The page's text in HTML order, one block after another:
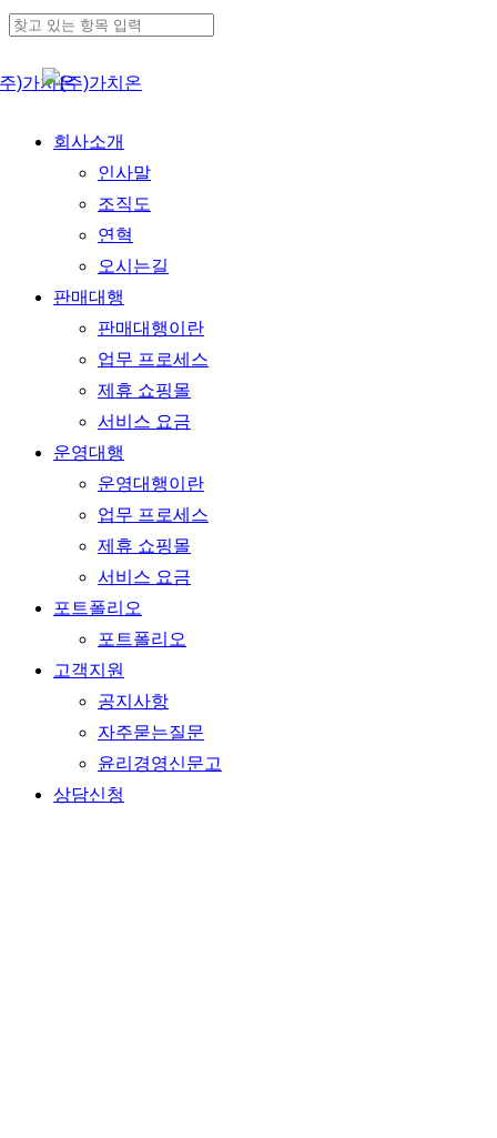
Skip
main
Close
Menu
회사소개
인사말
조직도
연혁
오시는길
판매대행
판매대행이란
업무 프로세스
제휴 쇼핑몰
서비스 요금
운영대행
운영대행이란
업무 프로세스
제휴 쇼핑몰
서비스 요금
포트폴리오
포트폴리오
고객지원
공지사항
자주묻는질문
윤리경영신문고
상담신청